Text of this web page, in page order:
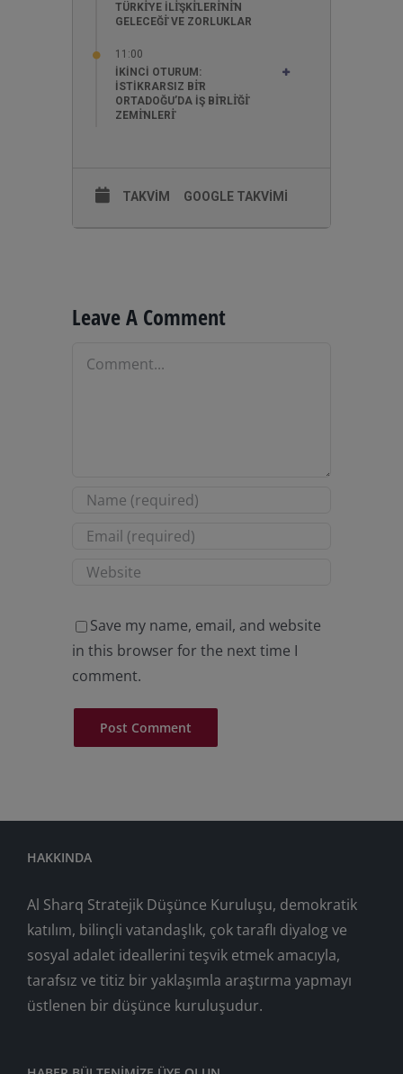
TÜRKİYE İLİŞKİLERİNİN
GELECEĞİ VE ZORLUKLAR
11:00
İKINCI OTURUM:
İSTIKRARSIZ BİR
ORTADOĞU’DA İŞ BİRLİĞİ
ZEMİNLERİ
TAKVİM GOOGLE TAKVIMI
Leave A Comment
Comment
Save my name, email, and website
in this browser for the next time I
comment.
HAKKINDA
Al Sharq Stratejik Düşünce Kuruluşu, demokratik
katılım, bilinçli vatandaşlık, çok taraflı diyalog ve
sosyal adalet ideallerini teşvik etmek amacıyla,
tarafsız ve titiz bir yaklaşımla araştırma yapmayı
üstlenen bir düşünce kuruluşudur.